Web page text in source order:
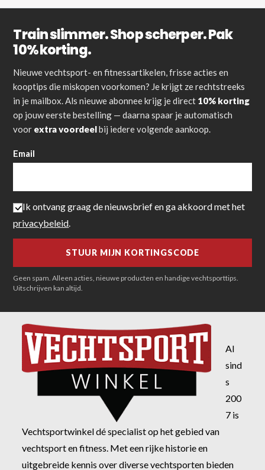
Train slimmer. Shop scherper. Pak
10% korting.
Nieuwe vechtsport- en fitnessartikelen, frisse acties en
kooptips die miskopen voorkomen? Je krijgt ze rechtstreeks
in je mailbox. Als nieuwe abonnee krijg je direct 10% korting
op jouw eerste bestelling — daarna spaar je automatisch
voor extra voordeelbij iedere volgende aankoop.
Email
Ik ontvang graag de nieuwsbrief en ga akkoord met het
privacybeleid
Geen spam. Alleen acties, nieuwe producten en handige vechtsporttips.
Uitschrijven kan altijd.
Al
sind
s
200
7 is
Vechtsportwinkel dé specialist op het gebied van
vechtsport en fitness. Met een rijke historie en
uitgebreide kennis over diverse vechtsporten bieden